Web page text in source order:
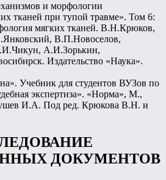
и морфологии
тканей при тупой травме». Том 6:
мягких тканей. В.Н.Крюков,
В.П.Новоселов,
А.И.Зорькин,
Издательство «Наука».
Учебник для студентов ВУЗов по
экспертиза». «Норма», М.,
И.А. Под ред. Крюкова В.Н. и
ДОКУМЕНТОВ